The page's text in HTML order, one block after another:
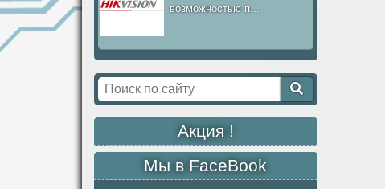
возможностью п...
Акция !
Мы в FaceBook